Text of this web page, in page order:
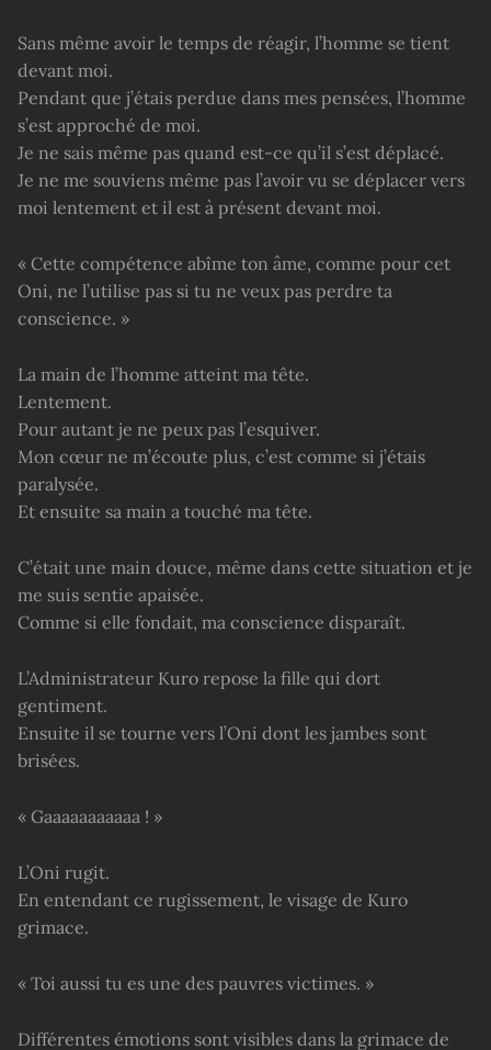
Sans même avoir le temps de réagir, l’homme se tient
devant moi.
Pendant que j’étais perdue dans mes pensées, l’homme
s’est approché de moi.
Je ne sais même pas quand est-ce qu’il s’est déplacé.
Je ne me souviens même pas l’avoir vu se déplacer vers
moi lentement et il est à présent devant moi.
« Cette compétence abîme ton âme, comme pour cet
Oni, ne l’utilise pas si tu ne veux pas perdre ta
conscience. »
La main de l’homme atteint ma tête.
Lentement.
Pour autant je ne peux pas l’esquiver.
Mon cœur ne m’écoute plus, c’est comme si j’étais
paralysée.
Et ensuite sa main a touché ma tête.
C’était une main douce, même dans cette situation et je
me suis sentie apaisée.
Comme si elle fondait, ma conscience disparaît.
L’Administrateur Kuro repose la fille qui dort
gentiment.
Ensuite il se tourne vers l’Oni dont les jambes sont
brisées.
« Gaaaaaaaaaaa ! »
L’Oni rugit.
En entendant ce rugissement, le visage de Kuro
grimace.
« Toi aussi tu es une des pauvres victimes. »
Différentes émotions sont visibles dans la grimace de